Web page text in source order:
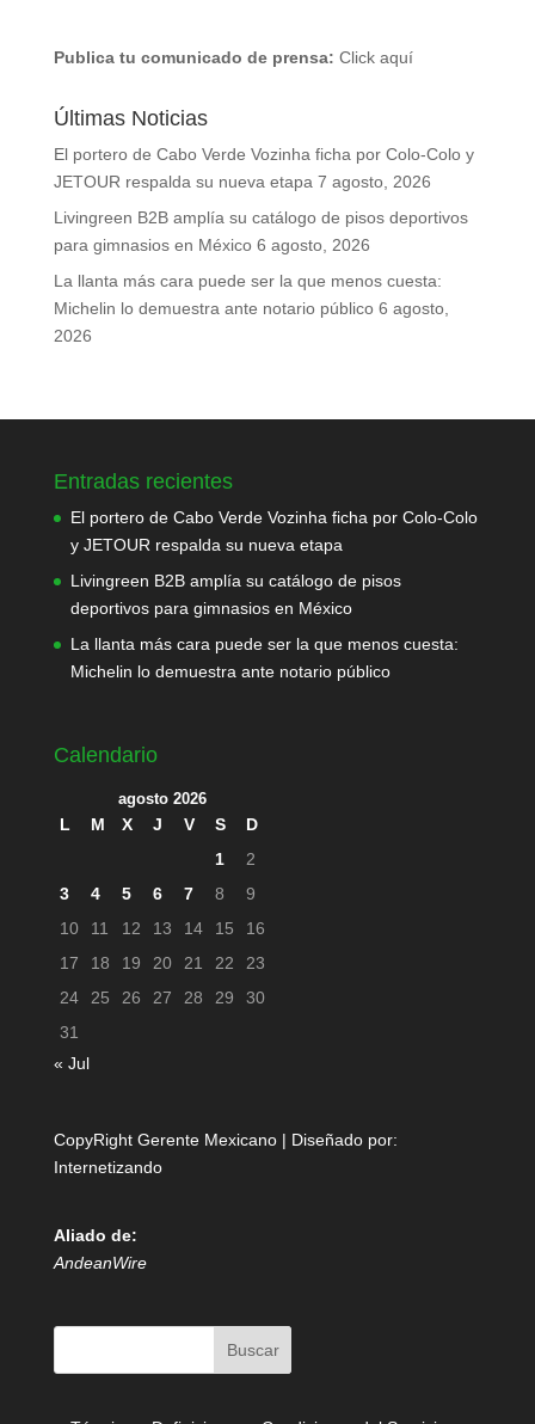
Publica tu comunicado de prensa: Click aquí
Últimas Noticias
El portero de Cabo Verde Vozinha ficha por Colo-Colo y
JETOUR respalda su nueva etapa 7 agosto, 2026
Livingreen B2B amplía su catálogo de pisos deportivos
para gimnasios en México 6 agosto, 2026
La llanta más cara puede ser la que menos cuesta:
Michelin lo demuestra ante notario público 6 agosto,
2026
Entradas recientes
El portero de Cabo Verde Vozinha ficha por Colo-Colo
y JETOUR respalda su nueva etapa
Livingreen B2B amplía su catálogo de pisos
deportivos para gimnasios en México
La llanta más cara puede ser la que menos cuesta:
Michelin lo demuestra ante notario público
Calendario
agosto 2026
L M X J V S
D
1
2
3
4 5 6 7 8
9
10
11 12 13 14 15
16
17
18 19 20 21 22
23
24
25 26 27 28 29
30
31
« Jul
CopyRight Gerente Mexicano | Diseñado por:
Internetizando
Aliado de:
AndeanWire